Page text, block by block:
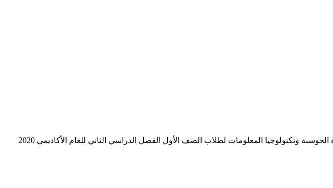
وتكنولوجيا المعلومات لطلاب الصف الأول الفصل الدراسي الثاني للعام الأكاديمي 2020